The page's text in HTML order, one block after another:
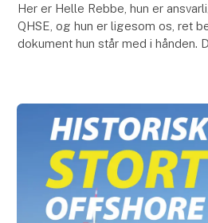
Her er Helle Rebbe, hun er
QHSE, og hun er ligesom os, ret
dokument hun står med i hånden.